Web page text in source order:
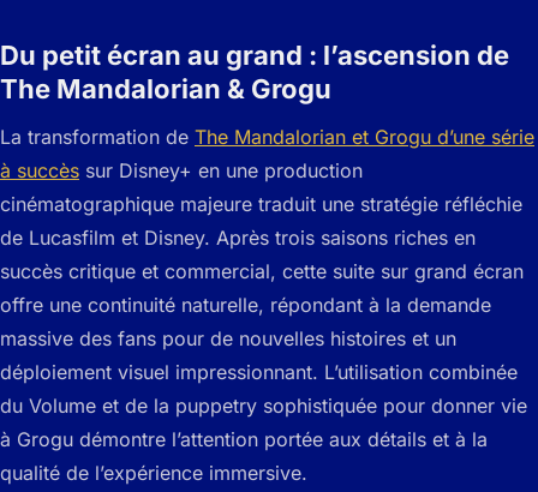
Du petit écran au grand : l’ascension de
The Mandalorian & Grogu
La transformation de The Mandalorian et Grogu d’une série
à succès sur Disney+ en une production
cinématographique majeure traduit une stratégie réfléchie
de Lucasfilm et Disney. Après trois saisons riches en
succès critique et commercial, cette suite sur grand écran
offre une continuité naturelle, répondant à la demande
massive des fans pour de nouvelles histoires et un
déploiement visuel impressionnant. L’utilisation combinée
du Volume et de la puppetry sophistiquée pour donner vie
à Grogu démontre l’attention portée aux détails et à la
qualité de l’expérience immersive.